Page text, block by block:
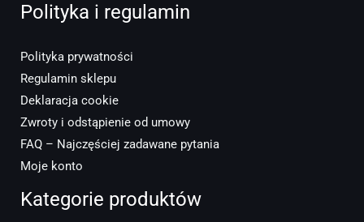
Polityka i regulamin
Polityka prywatności
Regulamin sklepu
Deklaracja cookie
Zwroty i odstąpienie od umowy
FAQ – Najczęściej zadawane pytania
Moje konto
Kategorie produktów